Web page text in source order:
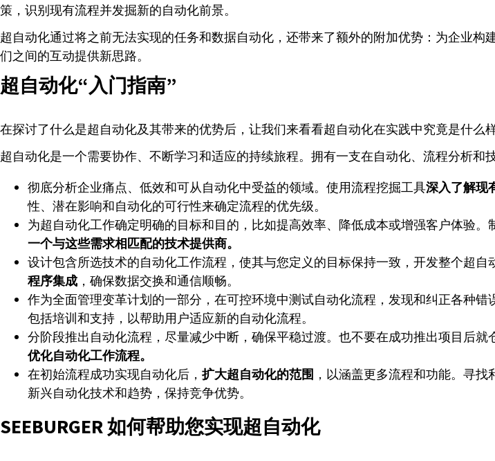
策，识别现有流程并发掘新的自动化前景。
超自动化通过将之前无法实现的任务和数据自动化，还带来了额外的附加优势：为企业构建
们之间的互动提供新思路。
超自动化“入门指南”
在探讨了什么是超自动化及其带来的优势后，让我们来看看超自动化在实践中究竟是什么样
超自动化是一个需要协作、不断学习和适应的持续旅程。拥有一支在自动化、流程分析和
彻底分析企业痛点、低效和可从自动化中受益的领域。使用流程挖掘工具深入了解现
性、潜在影响和自动化的可行性来确定流程的优先级。
为超自动化工作确定明确的目标和目的，比如提高效率、降低成本或增强客户体验
一个与这些需求相匹配的技术提供商。
设计包含所选技术的自动化工作流程，使其与您定义的目标保持一致，开发整个超
程序集成 ，确保数据交换和通信顺畅。
作为全面管理变革计划的一部分，在可控环境中测试自动化流程，发现和纠正各种
包括培训和支持，以帮助用户适应新的自动化流程。
分阶段推出自动化流程，尽量减少中断，确保平稳过渡。也不要在成功推出项目后就
优化自动化工作流程。
在初始流程成功实现自动化后， 扩大超自动化的范围 ，以涵盖更多流程和功能。寻
新兴自动化技术和趋势，保持竞争优势。
SEEBURGER 如何帮助您实现超自动化